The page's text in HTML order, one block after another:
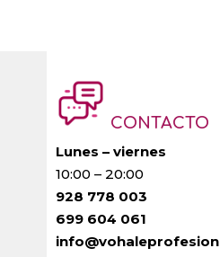
CONTACTO
Lunes – viernes
10:00 – 20:00
928 778 003
699 604 061
info@vohaleprofesion